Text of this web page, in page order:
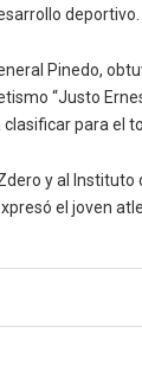
deportivo.
Pinedo,
“Justo
para el
y al
el joven